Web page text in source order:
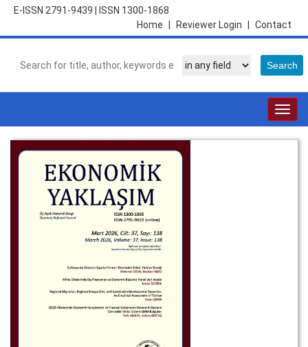
E-ISSN 2791-9439
ISSN 1300-1868
Contact
Reviewer Login
Home